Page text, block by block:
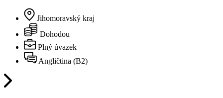
Jihomoravský kraj
Dohodou
Plný úvazek
Angličtina (B2)